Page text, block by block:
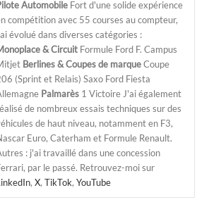
Automobile Fort d'une solide expérience
compétition avec 55 courses au compteur,
évolué dans diverses catégories :
& Circuit Formule Ford F. Campus
Berlines & Coupes de marqueCoupe
(Sprint et Relais) Saxo Ford Fiesta
Palmarès 1 Victoire J'ai également
de nombreux essais techniques sur des
de haut niveau, notamment en F3,
Euro, Caterham et Formule Renault.
: j'ai travaillé dans une concession
par le passé. Retrouvez-moi sur
, X, TikTok, YouTube